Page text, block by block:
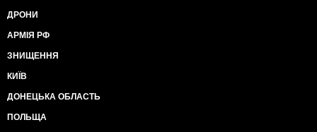
ДРОНИ
АРМІЯ РФ
ЗНИЩЕННЯ
КИЇВ
ДОНЕЦЬКА ОБЛАСТЬ
ПОЛЬЩА